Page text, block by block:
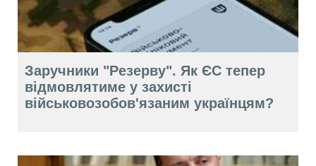
Заручники "Резерву". Як ЄС тепер
відмовлятиме у захисті
військовозобов'язаним українцям?